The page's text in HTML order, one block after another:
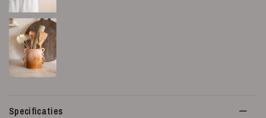
Specificaties